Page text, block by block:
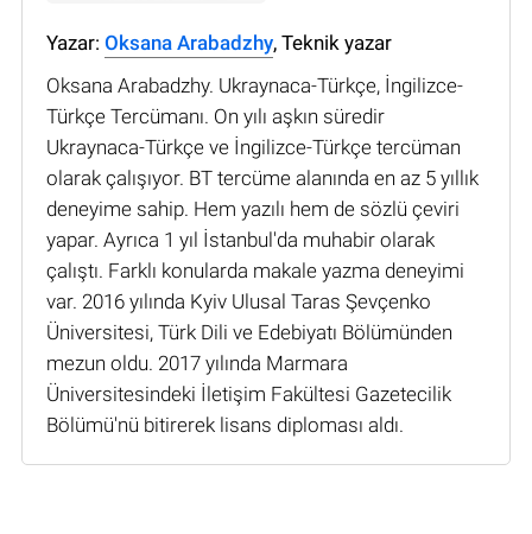
Yazar: Oksana Arabadzhy, Teknik yazar
Oksana Arabadzhy. Ukraynaca-Türkçe, İngilizce-
Türkçe Tercümanı. On yılı aşkın süredir
Ukraynaca-Türkçe ve İngilizce-Türkçe tercüman
olarak çalışıyor. BT tercüme alanında en az 5 yıllık
deneyime sahip. Hem yazılı hem de sözlü çeviri
yapar. Ayrıca 1 yıl İstanbul'da muhabir olarak
çalıştı. Farklı konularda makale yazma deneyimi
var. 2016 yılında Kyiv Ulusal Taras Şevçenko
Üniversitesi, Türk Dili ve Edebiyatı Bölümünden
mezun oldu. 2017 yılında Marmara
Üniversitesindeki İletişim Fakültesi Gazetecilik
Bölümü'nü bitirerek lisans diploması aldı.